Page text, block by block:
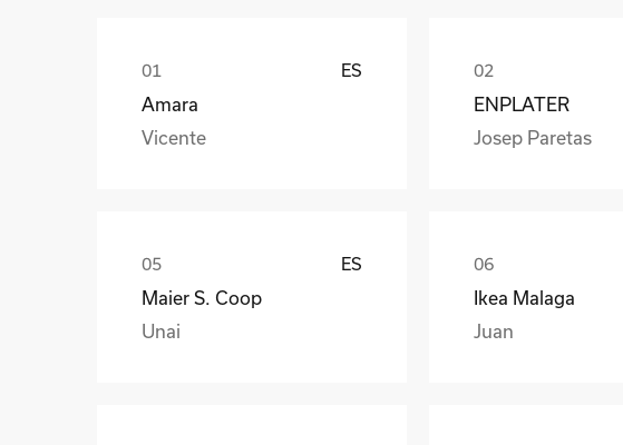
ES
Amara
Vicente
ENPLATER
Josep Paretas
ES
Maier S. Coop
Unai
Ikea Malaga
Juan